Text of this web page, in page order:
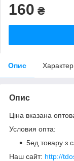
160 ₴
Опис
Опис
Ціна вказана
Условия опта:
5ед товару з
Наш сайт: http://